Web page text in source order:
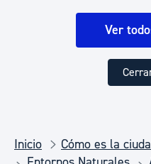
Ver
Inicio Cómo es la